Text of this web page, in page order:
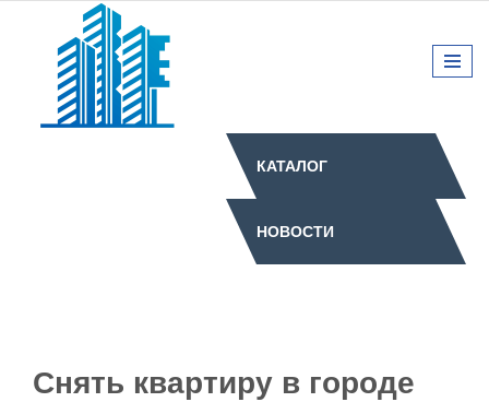
КАТАЛОГ
НОВОСТИ
Снять квартиру в городе